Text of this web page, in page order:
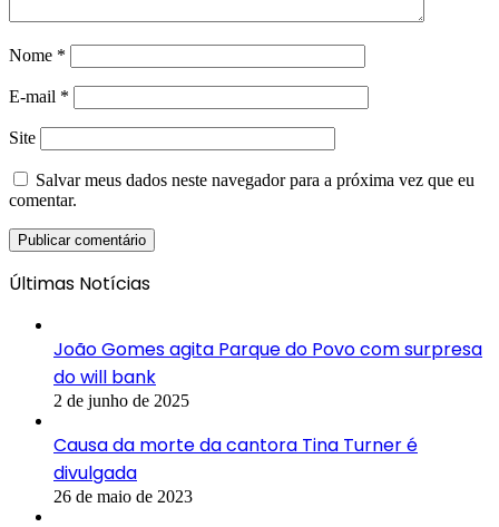
Nome *
E-mail *
Site
Salvar meus dados neste navegador para a próxima vez que eu
comentar.
Últimas Notícias
João Gomes agita Parque do Povo com surpresa
do will bank
2 de junho de 2025
Causa da morte da cantora Tina Turner é
divulgada
26 de maio de 2023